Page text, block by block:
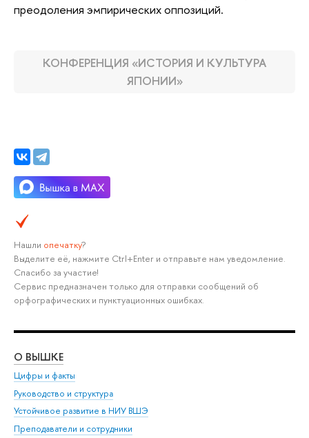
преодоления эмпирических оппозиций.
КОНФЕРЕНЦИЯ «ИСТОРИЯ И КУЛЬТУРА
ЯПОНИИ»
Нашли опечатку?
Выделите её, нажмите Ctrl+Enter и отправьте нам уведомление.
Спасибо за участие!
Сервис предназначен только для отправки сообщений об
орфографических и пунктуационных ошибках.
О ВЫШКЕ
Цифры и факты
Руководство и структура
Устойчивое развитие в НИУ ВШЭ
Преподаватели и сотрудники